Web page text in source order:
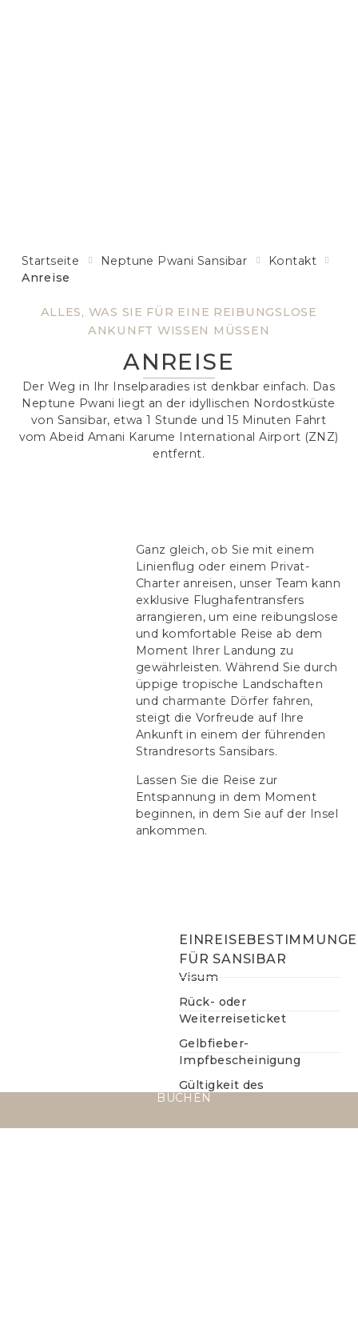
ALLES, WAS SIE FÜR EINE REIBUNGSLOSE
ANKUNFT WISSEN MÜSSEN
ANREISE
Der Weg in Ihr Inselparadies ist denkbar einfach. Das
Neptune Pwani liegt an der idyllischen Nordostküste
von Sansibar, etwa 1 Stunde und 15 Minuten Fahrt
vom Abeid Amani Karume International Airport (ZNZ)
entfernt.
Startseite Neptune Pwani Sansibar
Kontakt
Anreise
Ganz gleich, ob Sie mit einem
Linienflug oder einem Privat-
Charter anreisen, unser Team kann
exklusive Flughafentransfers
arrangieren, um eine reibungslose
und komfortable Reise ab dem
Moment Ihrer Landung zu
gewährleisten. Während Sie durch
üppige tropische Landschaften
und charmante Dörfer fahren,
steigt die Vorfreude auf Ihre
Ankunft in einem der führenden
Strandresorts Sansibars.
Lassen Sie die Reise zur
Entspannung in dem Moment
beginnen, in dem Sie auf der Insel
ankommen.
FÜR SANSIBAR
Visum
Rück- oder
Weiterreiseticket
Gelbfieber-
Impfbescheinigung
Gültigkeit des
Reisepasses: 6 Monate
BUCHEN